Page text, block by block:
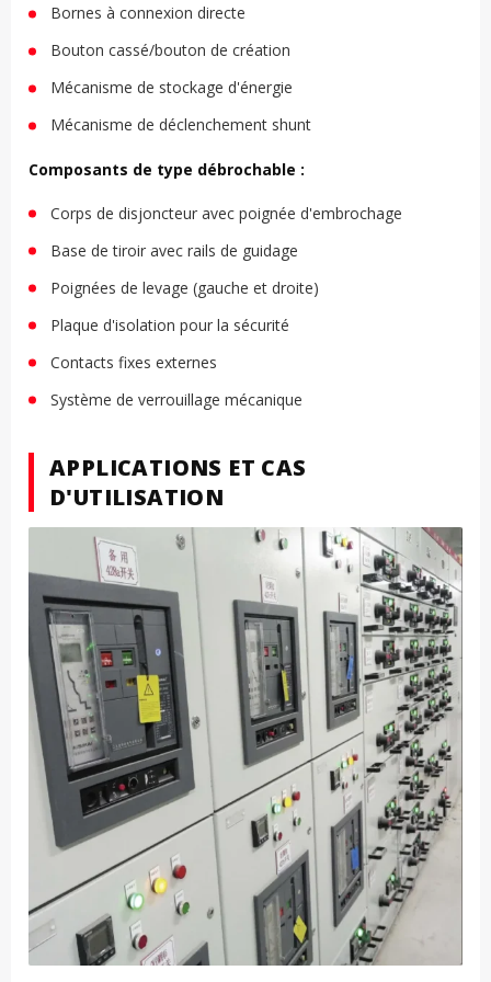
Bornes à connexion directe
Bouton cassé/bouton de création
Mécanisme de stockage d'énergie
Mécanisme de déclenchement shunt
Composants de type débrochable :
Corps de disjoncteur avec poignée d'embrochage
Base de tiroir avec rails de guidage
Poignées de levage (gauche et droite)
Plaque d'isolation pour la sécurité
Contacts fixes externes
Système de verrouillage mécanique
APPLICATIONS ET CAS
D'UTILISATION